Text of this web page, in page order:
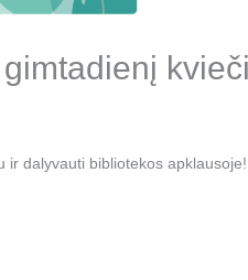
dalyvauti bibliotekos